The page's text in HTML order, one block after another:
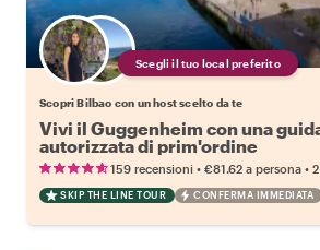
Scegli il tuo local preferito
Scopri Bilbao con un host scelto da te
Vivi il Guggenheim con una
autorizzata di prim'ordine
159 recensioni • €81.62 a persona •
SKIP THE LINE TOUR CONFERMA IMMEDIATA